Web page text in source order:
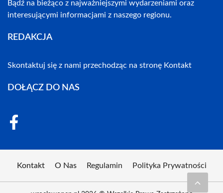
Bądź na bieżąco z najważniejszymi wydarzeniami oraz
interesującymi informacjami z naszego regionu.
REDAKCJA
Skontaktuj się z nami przechodząc na stronę Kontakt
DOŁĄCZ DO NAS
Kontakt O Nas Regulamin Polityka Prywatności